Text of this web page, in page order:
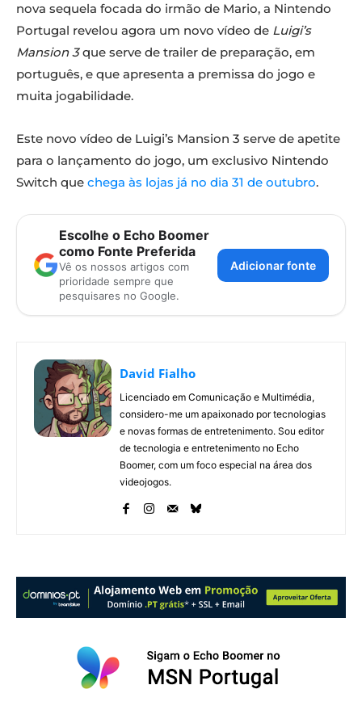
nova sequela focada do irmão de Mario, a Nintendo
Portugal revelou agora um novo vídeo de Luigi’s
Mansion 3que serve de trailer de preparação, em
português, e que apresenta a premissa do jogo e
muita jogabilidade.
Este novo vídeo de Luigi’s Mansion 3 serve de apetite
para o lançamento do jogo, um exclusivo Nintendo
Switch que chega às lojas já no dia 31 de outubro.
Escolhe o Echo Boomer
como Fonte Preferida
Vê os nossos artigos com
prioridade sempre que
pesquisares no Google.
Adicionar fonte
David Fialho
Licenciado em Comunicação e Multimédia,
considero-me um apaixonado por tecnologias
e novas formas de entretenimento. Sou editor
de tecnologia e entretenimento no Echo
Boomer, com um foco especial na área dos
videojogos.